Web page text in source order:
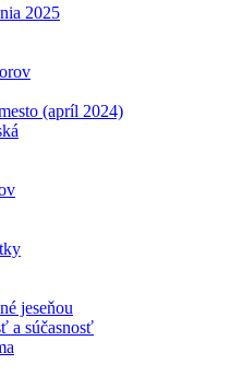
2025
(apríl 2024)
jeseňou
a súčasnosť